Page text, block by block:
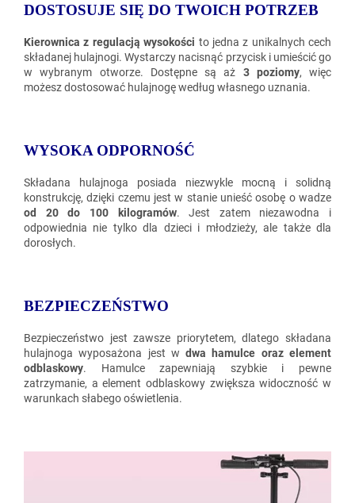
DOSTOSUJE SIĘ DO TWOICH POTRZEB
Kierownica z regulacją wysokości to jedna z unikalnych cech
składanej hulajnogi. Wystarczy nacisnąć przycisk i umieścić go
w wybranym otworze. Dostępne są aż 3 poziomy, więc
możesz dostosować hulajnogę według własnego uznania.
WYSOKA ODPORNOŚĆ
Składana hulajnoga posiada niezwykle mocną i solidną
konstrukcję, dzięki czemu jest w stanie unieść osobę o wadze
od 20 do 100 kilogramów. Jest zatem niezawodna i
odpowiednia nie tylko dla dzieci i młodzieży, ale także dla
dorosłych.
BEZPIECZEŃSTWO
Bezpieczeństwo jest zawsze priorytetem, dlatego składana
hulajnoga wyposażona jest wdwa hamulce oraz element
odblaskowy. Hamulce zapewniają szybkie i pewne
zatrzymanie, a element odblaskowy zwiększa widoczność w
warunkach słabego oświetlenia.